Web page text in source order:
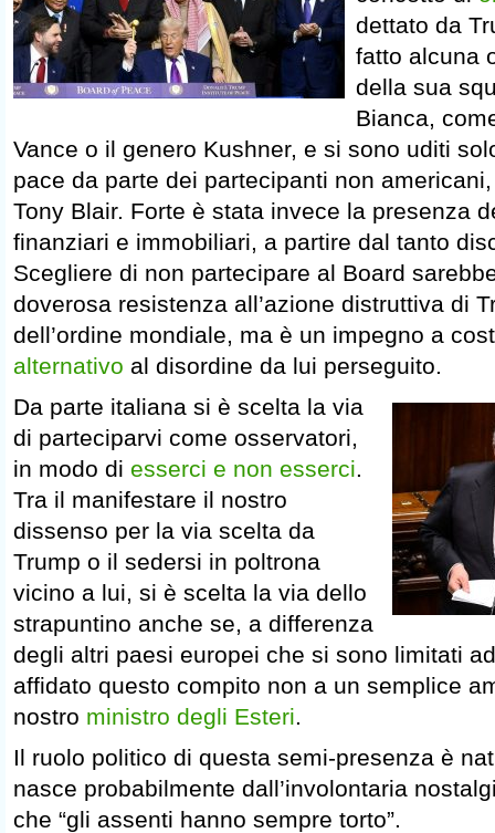
dettato da
fatto alcuna
della sua
Bianca,
Vance o il genero Kushner, e si sono uditi
pace da parte dei partecipanti non
Tony Blair. Forte è stata invece la presenza
finanziari e immobiliari, a partire dal tanto
Scegliere di non partecipare al Board
doverosa resistenza all’azione distruttiva di
dell’ordine mondiale, ma è un impegno a
alternativo al disordine da lui perseguito.
Da parte italiana si è scelta la via
di parteciparvi come osservatori,
in modo di esserci e non esserci.
Tra il manifestare il nostro
dissenso per la via scelta da
Trump o il sedersi in poltrona
vicino a lui, si è scelta la via dello
strapuntino anche se, a differenza
degli altri paesi europei che si sono limitati
affidato questo compito non a un semplice
nostro ministro degli Esteri.
Il ruolo politico di questa semi-presenza è
nasce probabilmente dall’involontaria
che “gli assenti hanno sempre torto”.